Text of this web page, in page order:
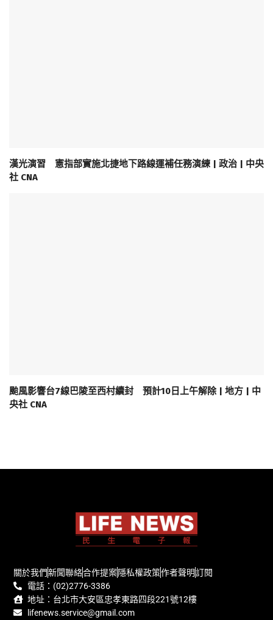
漢光演習 憲指部實施北捷地下路線運補任務演練 | 政治 | 中央
社 CNA
颱風影響台7線巴陵至西村續封 預計10日上午解除 | 地方 | 中
央社 CNA
關於我們新聞聯絡合作提案隱私權政策作者聲明訂閱
電話：(02)2776-3386
地址：台北市大安區忠孝東路四段221號12樓
lifenews.service@gmail.com